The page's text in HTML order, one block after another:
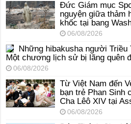
Đức Giám mục
nguyện giữa thảm
khốc tại bang
06/08/2026
Những hibakusha người Triều
Một chương lịch sử bị lãng quên
06/08/2026
Từ Việt Nam đến
bạn trẻ Phan Sinh
Cha Lêô XIV tại
06/08/2026